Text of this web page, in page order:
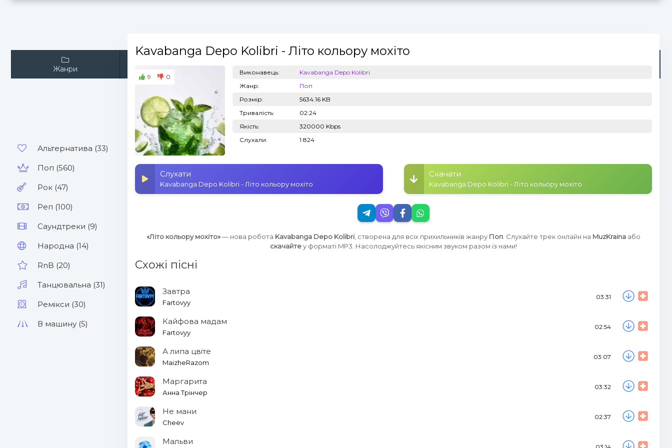
Жанри
Альтернатива (33)
Поп (560)
Рок (47)
Реп (100)
Саундтреки (9)
Народна (14)
RnB (20)
Танцювальна (31)
Ремікси (30)
В машину (5)
Kavabanga Depo Kolibri - Літо кольору мохіто
9 0
Виконавець:
Kavabanga Depo Kolibri
Жанр:
Поп
Розмір:
5634.16 KB
Тривалість:
02:24
Якість:
320000 Kbps
Слухали:
1 824
Слухати
Kavabanga Depo Kolibri - Літо кольору мохіто
Скачати
Kavabanga Depo Kolibri - Літо кольору мохіто
«Літо кольору мохіто»— нова робота Kavabanga Depo Kolibri , створена для всіх прихильників жанру Поп . Слухайте трек онлайн на MuzKraina або
скачайтеу форматі MP3. Насолоджуйтесь якісним звуком разом із нами!
Схожі пісні
Завтра
Fartovyy
03:31
Кайфова мадам
Fartovyy
02:54
А липа цвіте
MaizheRazom
03:07
Маргарита
Анна Трінчер
03:32
Не мани
Cheev
02:37
Мальви
03:14